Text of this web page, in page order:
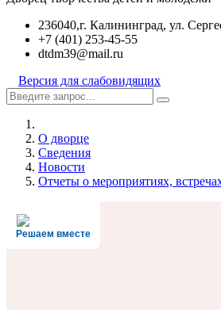
236040,г. Калининград, ул.
+7 (401) 253-45-55
dtdm39@mail.ru
Версия для слабовидящих
О дворце
Сведения
Новости
Отчеты о мероприятиях,
Решаем вместе